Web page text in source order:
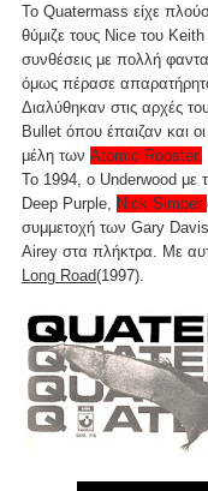
Το Quatermass είχε
θύμιζε τους Nice του
συνθέσεις με πολλή
όμως πέρασε
Διαλύθηκαν στις αρχές
Bullet όπου έπαιζαν και
μέλη των Atomic Rooster.
Το 1994, ο Underwood με
Deep Purple, Nick Simper
συμμετοχή των Gary
Airey στα πλήκτρα. Με
Long Road(1997).